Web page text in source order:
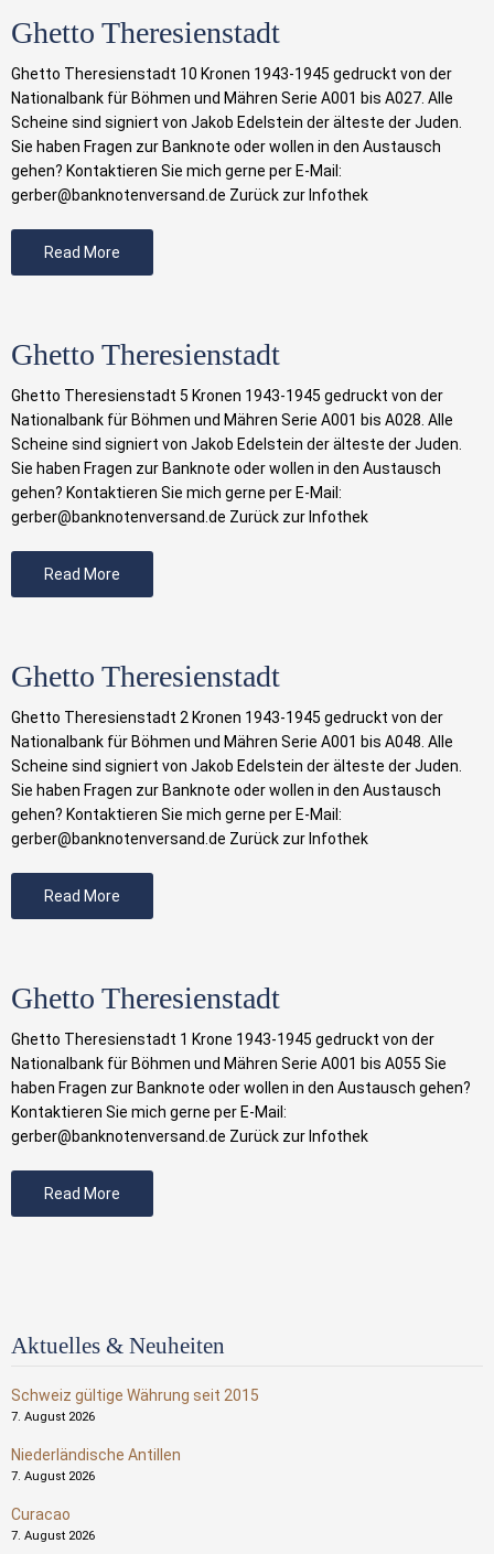
Ghetto Theresienstadt
Ghetto Theresienstadt 10 Kronen 1943-1945 gedruckt von der
Nationalbank für Böhmen und Mähren Serie A001 bis A027. Alle
Scheine sind signiert von Jakob Edelstein der älteste der Juden.
Sie haben Fragen zur Banknote oder wollen in den Austausch
gehen? Kontaktieren Sie mich gerne per E-Mail:
gerber@banknotenversand.de Zurück zur Infothek
Read More
Ghetto Theresienstadt
Ghetto Theresienstadt 5 Kronen 1943-1945 gedruckt von der
Nationalbank für Böhmen und Mähren Serie A001 bis A028. Alle
Scheine sind signiert von Jakob Edelstein der älteste der Juden.
Sie haben Fragen zur Banknote oder wollen in den Austausch
gehen? Kontaktieren Sie mich gerne per E-Mail:
gerber@banknotenversand.de Zurück zur Infothek
Read More
Ghetto Theresienstadt
Ghetto Theresienstadt 2 Kronen 1943-1945 gedruckt von der
Nationalbank für Böhmen und Mähren Serie A001 bis A048. Alle
Scheine sind signiert von Jakob Edelstein der älteste der Juden.
Sie haben Fragen zur Banknote oder wollen in den Austausch
gehen? Kontaktieren Sie mich gerne per E-Mail:
gerber@banknotenversand.de Zurück zur Infothek
Read More
Ghetto Theresienstadt
Ghetto Theresienstadt 1 Krone 1943-1945 gedruckt von der
Nationalbank für Böhmen und Mähren Serie A001 bis A055 Sie
haben Fragen zur Banknote oder wollen in den Austausch gehen?
Kontaktieren Sie mich gerne per E-Mail:
gerber@banknotenversand.de Zurück zur Infothek
Read More
Aktuelles & Neuheiten
Schweiz gültige Währung seit 2015
7. August 2026
Niederländische Antillen
7. August 2026
Curacao
7. August 2026